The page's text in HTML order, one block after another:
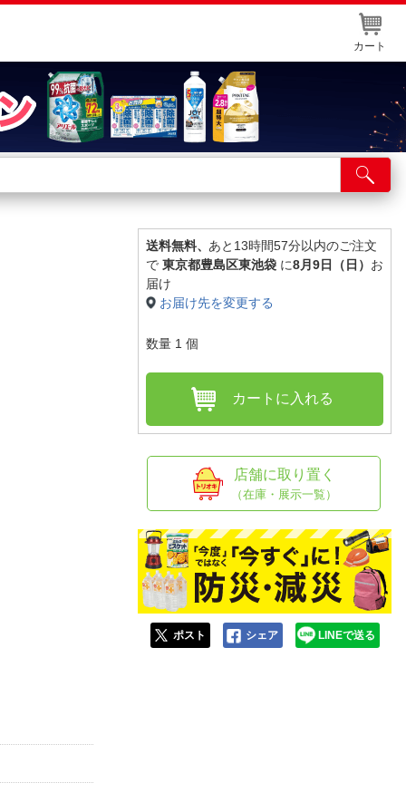
カート
舗サービス
ト取り置き
送料無料、 あと13時間57分以内のご注文
で 東京都豊島区東池袋 に8月9日（日） お
届け
お届け先を変更する
数量 1 個
カートに入れる
店舗に取り置く
（在庫・展示一覧）
ポスト シェア LINEで送る